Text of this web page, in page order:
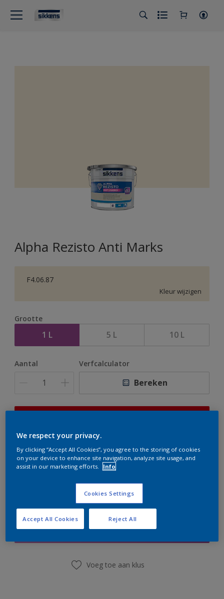
Alpha Rezisto Anti Marks
F4.06.87
Kleur wijzigen
Grootte
1 L 5 L 10 L
Aantal Verfcalculator
Bereken
er hard aan om de voorraad aan te vullen.
Boodschappenlijst
Vind een winkel
Voeg toe aan klus
We respect your privacy.
By clicking “Accept All Cookies”, you agree to the storing of cookies
on your device to enhance site navigation, analyze site usage, and
assist in our marketing efforts.
Info
Cookies Settings
Reject All
Accept All Cookies